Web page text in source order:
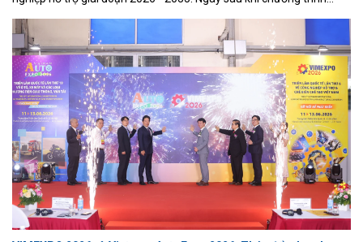
bước chuẩn bị cần thiết để đưa chương trình vào thực tiễn, bảo
đảm các mục tiêu đề ra sớm được hiện thực hóa.